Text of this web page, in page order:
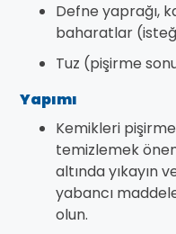
Defne yaprağı,
baharatlar
Tuz (pişirme
Yapımı
Kemikleri
temizlemek
altında yıkayın
yabancı
olun.